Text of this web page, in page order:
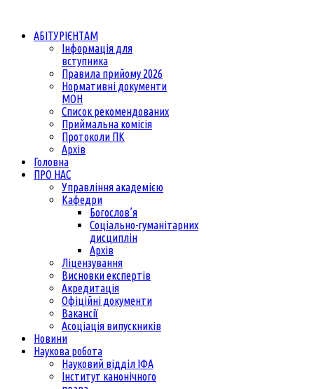
АБІТУРІЄНТАМ
Інформація для
вступника
Правила прийому 2026
Нормативні документи
МОН
Список рекомендованих
Приймальна комісія
Протоколи ПК
Архів
Головна
ПРО НАС
Управління академією
Кафедри
Богослов’я
Соціально-гуманітарних
дисциплін
Архів
Ліцензування
Висновки експертів
Акредитація
Офіційні документи
Вакансії
Асоціація випускників
Новини
Наукова робота
Науковий відділ ІФА
Інститут канонічного